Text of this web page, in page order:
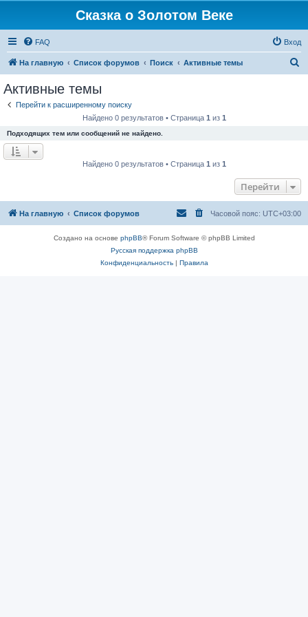
Сказка о Золотом Веке
FAQ Вход
На главную Список форумов Поиск Активные темы
Активные темы
Перейти к расширенному поиску
Найдено 0 результатов • Страница 1 из 1
Подходящих тем или сообщений не найдено.
Найдено 0 результатов • Страница 1 из 1
Перейти
На главную Список форумов Часовой пояс: UTC+03:00
Создано на основе phpBB® Forum Software © phpBB Limited
Русская поддержка phpBB
Конфиденциальность| Правила